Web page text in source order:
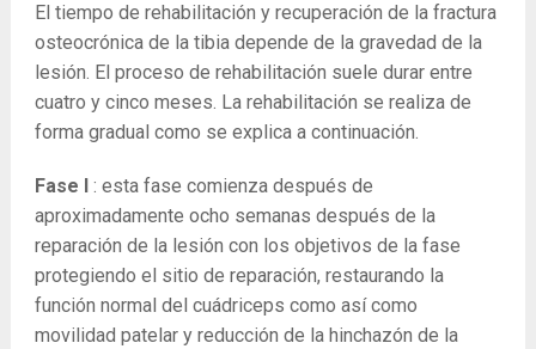
El tiempo de rehabilitación y recuperación de la fractura
osteocrónica de la tibia depende de la gravedad de la
lesión. El proceso de rehabilitación suele durar entre
cuatro y cinco meses. La rehabilitación se realiza de
forma gradual como se explica a continuación.
Fase I : esta fase comienza después de
aproximadamente ocho semanas después de la
reparación de la lesión con los objetivos de la fase
protegiendo el sitio de reparación, restaurando la
función normal del cuádriceps como así como
movilidad patelar y reducción de la hinchazón de la